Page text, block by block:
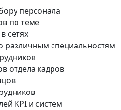
персонала
по теме
сетях
различным специальностям
отдела кадров
KPI и систем